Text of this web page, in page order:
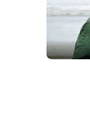
Kültür Sanat
Otomotiv